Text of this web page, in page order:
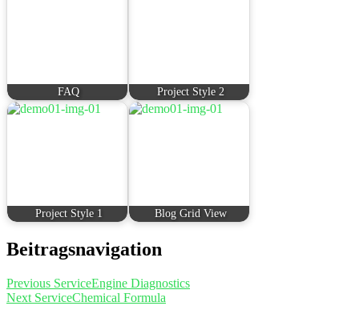
FAQ Project Style 2
Project Style 1 Blog Grid View
Beitragsnavigation
Previous ServiceEngine Diagnostics
Next ServiceChemical Formula